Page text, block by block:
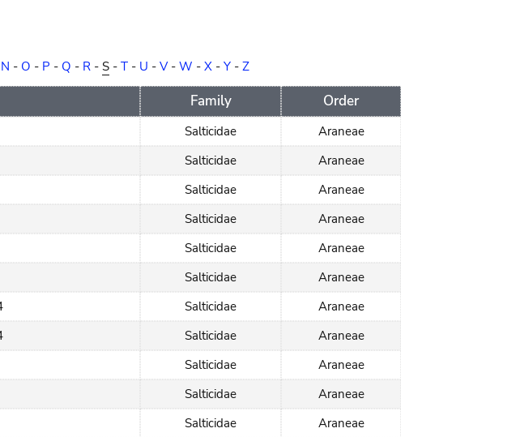
N - O - P - Q - R- S- T- U - V- W - X- Y- Z
Family Order
Salticidae
Araneae
Salticidae
Araneae
Salticidae
Araneae
Salticidae
Araneae
Salticidae
Araneae
Salticidae
Araneae
Salticidae
Araneae
Salticidae
Araneae
Salticidae
Araneae
Salticidae
Araneae
Salticidae
Araneae